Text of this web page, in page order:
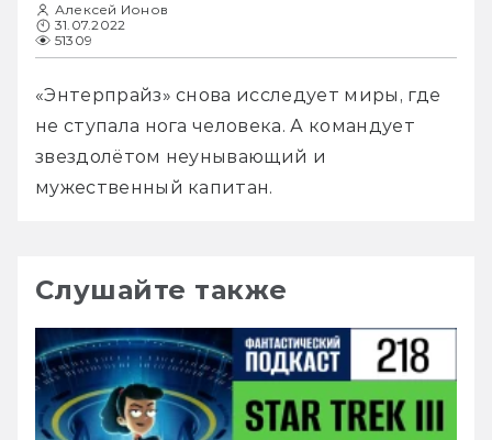
Алексей Ионов
31.07.2022
51309
«Энтерпрайз» снова исследует миры, где
не ступала нога человека. А командует
звездолётом неунывающий и
мужественный капитан.
Слушайте также